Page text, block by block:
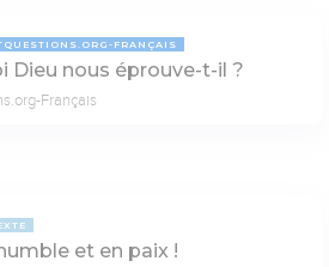
FRANÇAIS
Dieu nous éprouve-t-il ?
Français
et en paix !